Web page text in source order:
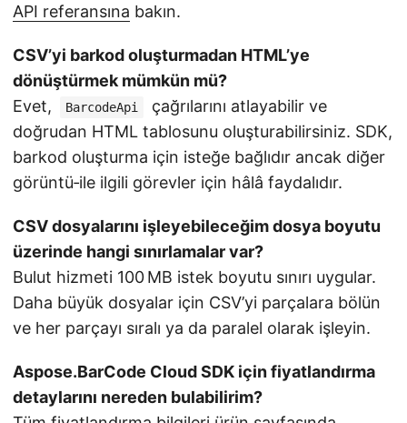
API referansına bakın.
CSV’yi barkod oluşturmadan HTML’ye
dönüştürmek mümkün mü?
Evet,
BarcodeApi
çağrılarını atlayabilir ve
doğrudan HTML tablosunu oluşturabilirsiniz. SDK,
barkod oluşturma için isteğe bağlıdır ancak diğer
görüntü‑ile ilgili görevler için hâlâ faydalıdır.
CSV dosyalarını işleyebileceğim dosya boyutu
üzerinde hangi sınırlamalar var?
Bulut hizmeti 100 MB istek boyutu sınırı uygular.
Daha büyük dosyalar için CSV’yi parçalara bölün
ve her parçayı sıralı ya da paralel olarak işleyin.
Aspose.BarCode Cloud SDK için fiyatlandırma
detaylarını nereden bulabilirim?